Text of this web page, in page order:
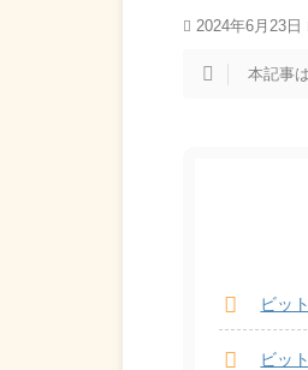
2024年6月23日
本記事
ビッ
ビッ